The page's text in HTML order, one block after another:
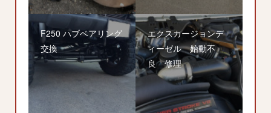
F250 ハブベアリング
交換
エクスカージョンデ
ィーゼル 始動不
良 修理